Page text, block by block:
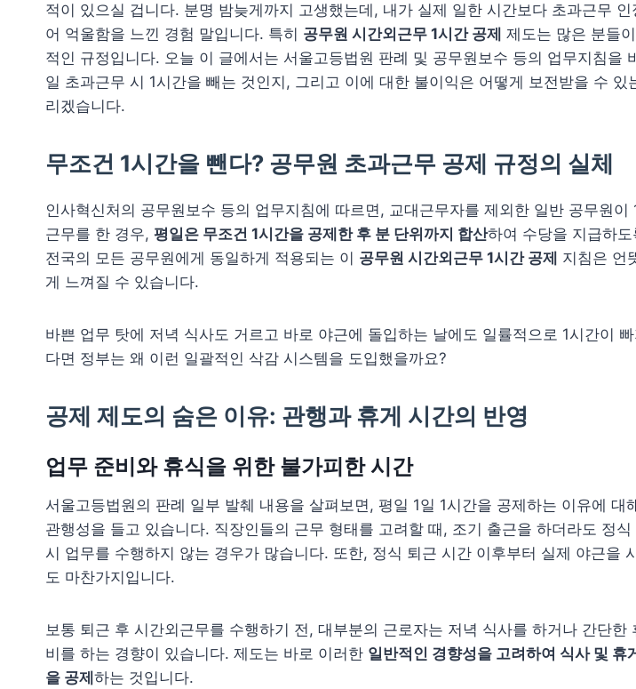
적이 있으실 겁니다. 분명 밤늦게까지 고생했는데, 내가 실제 일한 시간보다 초과근무 인
어 억울함을 느낀 경험 말입니다. 특히 공무원 시간외근무 1시간 공제 제도는 많은 분들
적인 규정입니다. 오늘 이 글에서는 서울고등법원 판례 및 공무원보수 등의 업무지침을
일 초과근무 시 1시간을 빼는 것인지, 그리고 이에 대한 불이익은 어떻게 보전받을 수 있
리겠습니다.
무조건 1시간을 뺀다? 공무원 초과근무 공제 규정의 실체
인사혁신처의 공무원보수 등의 업무지침에 따르면, 교대근무자를 제외한 일반 공무원이
근무를 한 경우, 평일은 무조건 1시간을 공제한 후 분 단위까지 합산하여 수당을 지급하
전국의 모든 공무원에게 동일하게 적용되는 이 공무원 시간외근무 1시간 공제 지침은 언
게 느껴질 수 있습니다.
바쁜 업무 탓에 저녁 식사도 거르고 바로 야근에 돌입하는 날에도 일률적으로 1시간이
다면 정부는 왜 이런 일괄적인 삭감 시스템을 도입했을까요?
공제 제도의 숨은 이유: 관행과 휴게 시간의 반영
업무 준비와 휴식을 위한 불가피한 시간
서울고등법원의 판례 일부 발췌 내용을 살펴보면, 평일 1일 1시간을 공제하는 이유에 대
관행성을 들고 있습니다. 직장인들의 근무 형태를 고려할 때, 조기 출근을 하더라도 정
시 업무를 수행하지 않는 경우가 많습니다. 또한, 정식 퇴근 시간 이후부터 실제 야근을
도 마찬가지입니다.
보통 퇴근 후 시간외근무를 수행하기 전, 대부분의 근로자는 저녁 식사를 하거나 간단한
비를 하는 경향이 있습니다. 제도는 바로 이러한 일반적인 경향성을 고려하여 식사 및 휴
을 공제 하는 것입니다.